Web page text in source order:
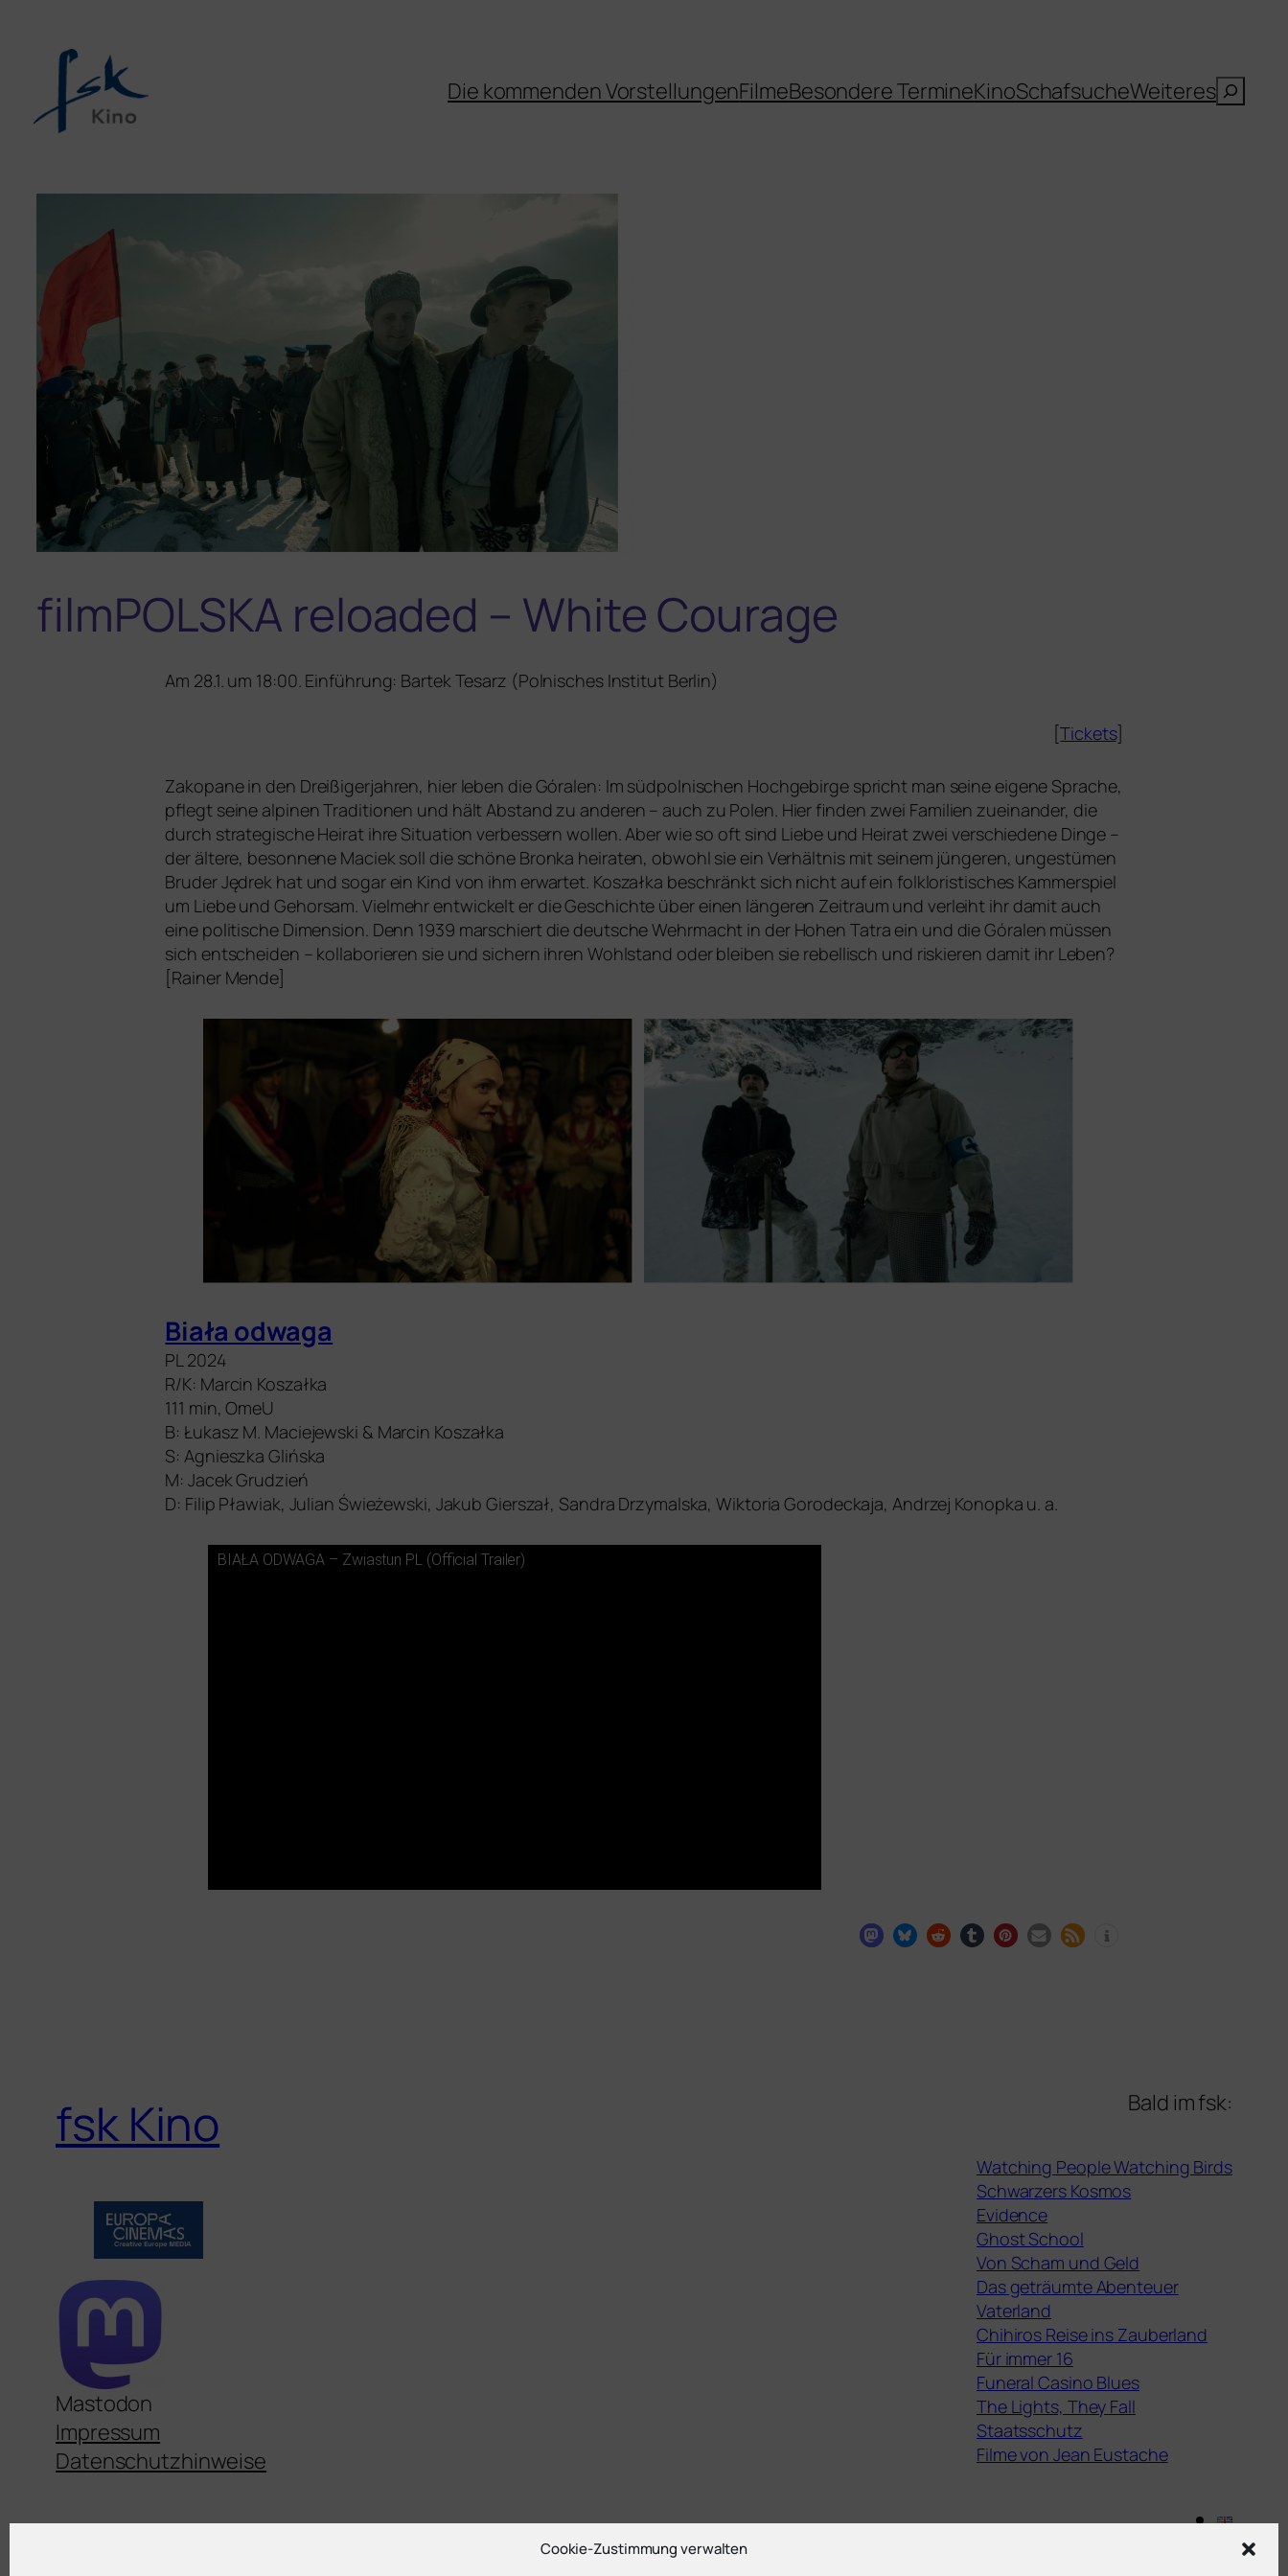
Cookie-Zustimmung verwalten
Die kommenden VorstellungenFilmeBesondere TermineKinoSchafsucheWeiteresSuchen
filmPOLSKA reloaded – White Courage
Am 28.1. um 18:00. Einführung: Bartek Tesarz (Polnisches Institut Berlin)
[Tickets]
Zakopane in den Dreißigerjahren, hier leben die Góralen: Im süd­polni­schen Hochgebirge spricht man sei­ne eige­ne Sprache,
pflegt sei­ne alpi­nen Traditionen und hält Abstand zu ande­ren – auch zu Polen. Hier fin­den zwei Familien zuein­an­der, die
durch stra­te­gi­sche Heirat ihre Situation ver­bes­sern wol­len. Aber wie so oft sind Liebe und Heirat zwei ver­schie­de­ne Dinge –
der älte­re, beson­ne­ne Maciek soll die schö­ne Bronka hei­ra­ten, obwohl sie ein Verhältnis mit sei­nem jün­ge­ren, unge­stü­men
Bruder Jędrek hat und sogar ein Kind von ihm erwar­tet. Koszałka beschränkt sich nicht auf ein folk­lo­ris­ti­sches Kammerspiel
um Liebe und Gehorsam. Vielmehr ent­wi­ckelt er die Geschichte über einen län­ge­ren Zeitraum und ver­leiht ihr damit auch
eine poli­ti­sche Dimension. Denn 1939 mar­schiert die deut­sche Wehrmacht in der Hohen Tatra ein und die Góralen müs­sen
sich ent­schei­den – kol­la­bo­rie­ren sie und sichern ihren Wohlstand oder blei­ben sie rebel­lisch und ris­kie­ren damit ihr Leben?
[Rainer Mende]
Biała odwa­ga
PL 2024
R/K: Marcin Koszałka
111 min, OmeU
B: Łukasz M. Maciejewski & Marcin Koszałka
S: Agnieszka Glińska
M: Jacek Grudzień
D: Filip Pławiak, Julian Świeżewski, Jakub Gierszał, Sandra Drzymalska, Wiktoria Gorodeckaja, Andrzej Konopka u. a.
BIAŁA ODWAGA – Zwiastun PL (Official Trailer)
fsk Kino
Mastodon
Impressum
Datenschutzhinweise
Bald im fsk:
Watching People Watching Birds
Schwarzers Kosmos
Evidence
Ghost School
Von Scham und Geld
Das geträumte Abenteuer
Vaterland
Chihiros Reise ins Zauberland
Für immer 16
Funeral Casino Blues
The Lights, They Fall
Staatsschutz
Filme von Jean Eustache